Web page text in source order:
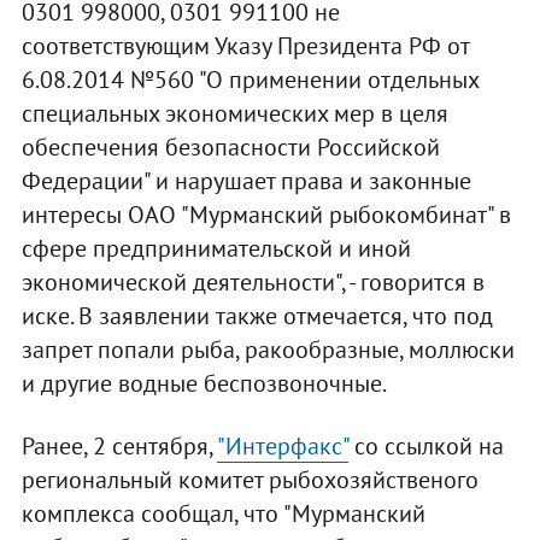
0301 998000, 0301 991100 не
соответствующим Указу Президента РФ от
6.08.2014 №560 "О применении отдельных
специальных экономических мер в целя
обеспечения безопасности Российской
Федерации" и нарушает права и законные
интересы ОАО "Мурманский рыбокомбинат" в
сфере предпринимательской и иной
экономической деятельности", - говорится в
иске. В заявлении также отмечается, что под
запрет попали рыба, ракообразные, моллюски
и другие водные беспозвоночные.
Ранее, 2 сентября,"Интерфакс"со ссылкой на
региональный комитет рыбохозяйственого
комплекса сообщал, что "Мурманский